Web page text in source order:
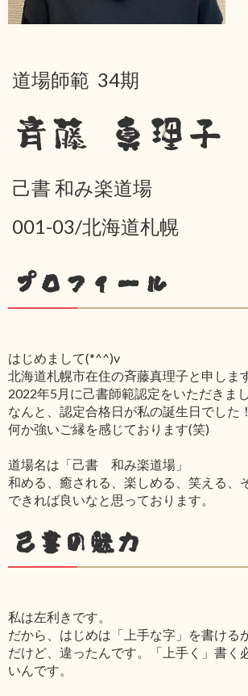
道場師範 34期
斉藤 真理子
己書 和み楽道場
001-03/北海道札幌
プロフィール
はじめまして(*^^)v
北海道札幌市在住の斉藤真理子と申しま
2022年5月に己書師範認定をいただきまし
なんと、認定合格日が私の誕生日でした！
何か強いご縁を感じております(笑)
道場名は「己書 和み楽道場」
和める、癒される、楽しめる、笑える、
できれば良いなと思っております。
己書の魅力
私は左利きです。
だから、はじめは「上手な字」を書ける
だけど、違ったんです。「上手く」書く
いんです。